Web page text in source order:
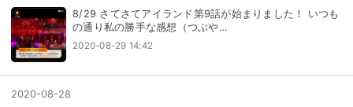
8/29 さてさてアイランド第9話が始まりました！ いつも
の通り私の勝手な感想（つぶや…
2020-08-29 14:42
2020-08-28